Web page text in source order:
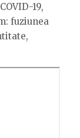
19,
fuziunea